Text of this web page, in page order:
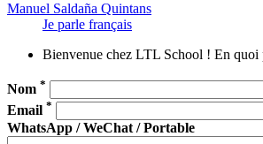
Manuel Saldaña Quintans
Je parle français
Bienvenue chez LTL School ! En quoi
Nom *
Email *
WhatsApp / WeChat / Portable